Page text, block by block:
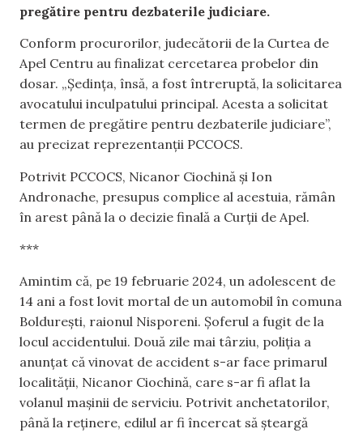
pregătire pentru dezbaterile judiciare.
Conform procurorilor, judecătorii de la Curtea de
Apel Centru au finalizat cercetarea probelor din
dosar. „Ședința, însă, a fost întreruptă, la solicitarea
avocatului inculpatului principal. Acesta a solicitat
termen de pregătire pentru dezbaterile judiciare”,
au precizat reprezentanții PCCOCS.
Potrivit PCCOCS, Nicanor Ciochină și Ion
Andronache, presupus complice al acestuia, rămân
în arest până la o decizie finală a Curții de Apel.
***
Amintim că, pe 19 februarie 2024, un adolescent de
14 ani a fost lovit mortal de un automobil în comuna
Boldurești, raionul Nisporeni. Șoferul a fugit de la
locul accidentului. Două zile mai târziu, poliția a
anunțat că vinovat de accident s-ar face primarul
localității, Nicanor Ciochină, care s-ar fi aflat la
volanul mașinii de serviciu. Potrivit anchetatorilor,
până la reținere, edilul ar fi încercat să șteargă